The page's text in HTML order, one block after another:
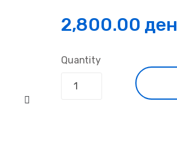
2,800.00 ден
Quantity